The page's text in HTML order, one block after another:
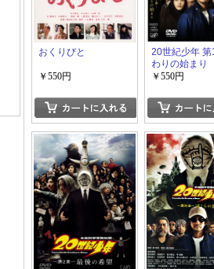
おくりびと
￥550円
20世紀少年
わりの始まり
￥550円